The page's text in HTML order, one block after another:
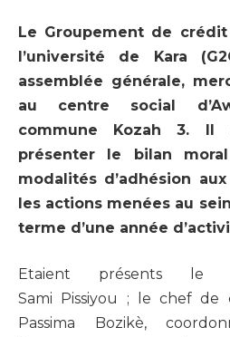
Le Groupement de
l’université de Kara
assemblée générale,
au centre social
commune Kozah 3. Il
présenter le bilan
modalités d’adhésion
les actions menées au
terme d’une année
Etaient présents le
Sami Pissiyou ; le chef de
Passima Bozikè,